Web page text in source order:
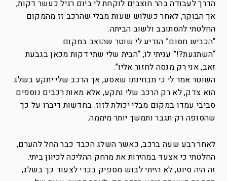
הדרך לעבודה בהר חוצבים לוקחת לי ביום רגיל כעשר דקות,
אך הבוקר, לאחר כשלוש שעות מבלי שהרכב זז מהמקום
החלטתי להסתובב ולשוב הביתה.
“הכביש חסום” הודיע לי שוטר שהוצב במקום.
“השתגעת?!” עניתי לו, “הבית שלי שתי דקות מכאן בגבעת
זאב, אני רק מנסה לחזור אליו”.
השוטר אמר לי כי מבחינתו שאסע, אך הרכב שלי יתקע בשלג.
הוא צדק, לא רק הרכב שלי נתקע, אלא מאות רכבים נוספים
סביבי עמדו במקום מבלי יכולת לזוז. בחדשות דיברו על כך
שהסופה רק תגבר ותמשך יותר מיממה.
לאחר רבע שעה ברכב, כאשר השלג הכבד כבר החל להערם,
החלטתי כי אצעד במהירות את מרחק ההליכה לכיוון ביתי.
זה היה סיוט, לא הייתי לבוש מספיק בכדי לצעוד כך בשלג,